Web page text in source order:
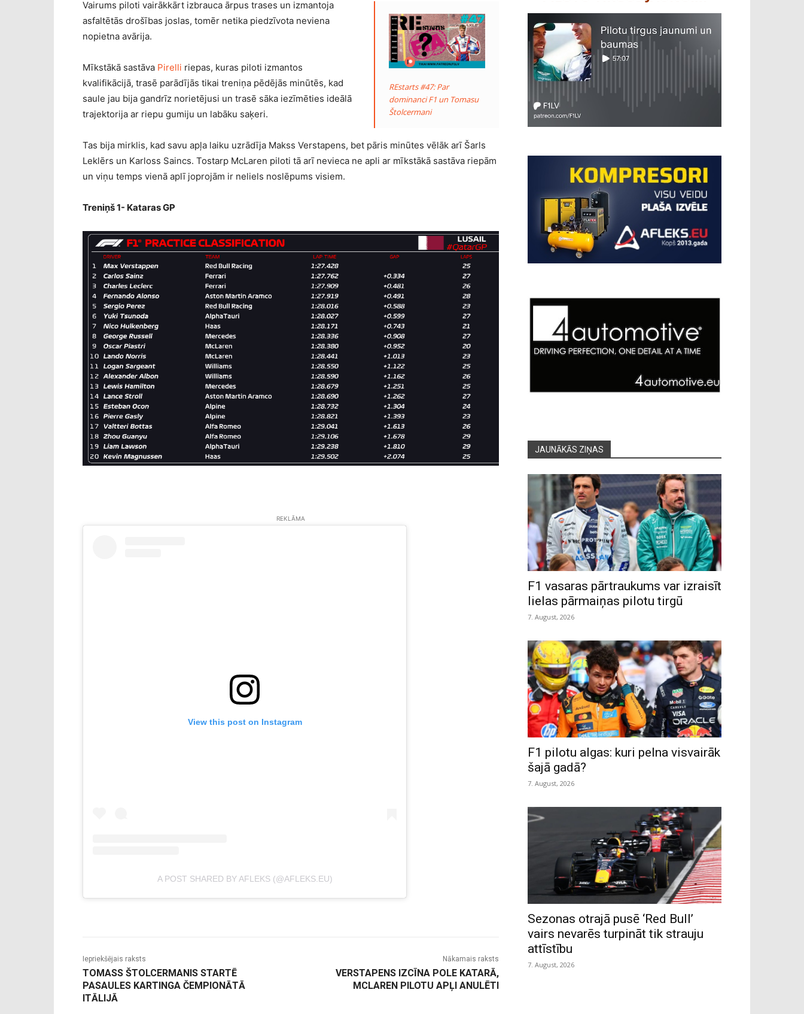
-
REstarts #47: Par
dominanci F1 un Tomasu
Štolcermani
Vairums piloti vairākkārt izbrauca ārpus trases un izmantoja
asfaltētās drošības joslas, tomēr netika piedzīvota neviena
nopietna avārija.
Mīkstākā sastāva Pirelli riepas, kuras piloti izmantos
kvalifikācijā, trasē parādījās tikai treniņa pēdējās minūtēs, kad
saule jau bija gandrīz norietējusi un trasē sāka iezīmēties ideālā
trajektorija ar riepu gumiju un labāku saķeri.
Tas bija mirklis, kad savu apļa laiku uzrādīja Makss Verstapens, bet pāris minūtes vēlāk arī Šarls
Leklērs un Karloss Saincs. Tostarp McLaren piloti tā arī nevieca ne apli ar mīkstākā sastāva riepām
un viņu temps vienā aplī joprojām ir neliels noslēpums visiem.
Treniņš 1- Kataras GP
REKLĀMA
View this post on Instagram
A POST SHARED BY AFLEKS (@AFLEKS.EU)
Iepriekšējais raksts
TOMASS ŠTOLCERMANIS STARTĒ
PASAULES KARTINGA ČEMPIONĀTĀ
ITĀLIJĀ
Nākamais raksts
VERSTAPENS IZCĪNA POLE KATARĀ,
MCLAREN PILOTU APĻI ANULĒTI
JAUNĀKĀS ZIŅAS
F1 vasaras pārtraukums var izraisīt
lielas pārmaiņas pilotu tirgū
7. August, 2026
F1 pilotu algas: kuri pelna visvairāk
šajā gadā?
7. August, 2026
Sezonas otrajā pusē ‘Red Bull’
vairs nevarēs turpināt tik strauju
attīstību
7. August, 2026